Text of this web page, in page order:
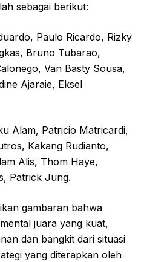
sebagai berikut:
Paulo Ricardo, Rizky
Bruno Tubarao,
Van Basty Sousa,
Ajaraie, Eksel
Alam, Patricio Matricardi,
Kakang Rudianto,
Alis, Thom Haye,
Patrick Jung.
gambaran bahwa
juara yang kuat,
dan bangkit dari situasi
yang diterapkan oleh